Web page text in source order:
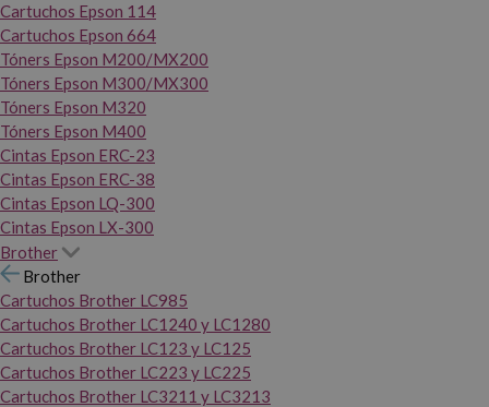
Cartuchos Epson 114
Cartuchos Epson 664
Tóners Epson M200/MX200
Tóners Epson M300/MX300
Tóners Epson M320
Tóners Epson M400
Cintas Epson ERC-23
Cintas Epson ERC-38
Cintas Epson LQ-300
Cintas Epson LX-300
Brother
Brother
Cartuchos Brother LC985
Cartuchos Brother LC1240 y LC1280
Cartuchos Brother LC123 y LC125
Cartuchos Brother LC223 y LC225
Cartuchos Brother LC3211 y LC3213